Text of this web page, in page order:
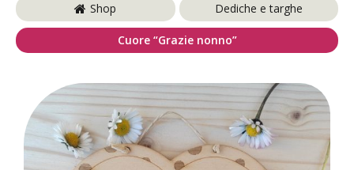
Shop Dediche e targhe
Cuore “Grazie nonno”